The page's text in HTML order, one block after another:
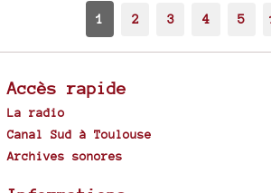
1 2 3 4 5
Accès rapide
La radio
Canal Sud à Toulouse
Archives sonores